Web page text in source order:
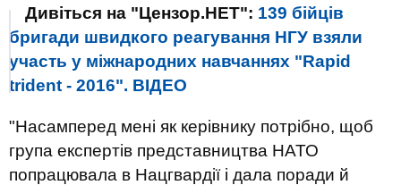
Дивіться на "Цензор.НЕТ": 139 бійців
бригади швидкого реагування НГУ взяли
участь у міжнародних навчаннях "Rapid
trident - 2016". ВIДЕО
"Насамперед мені як керівнику потрібно, щоб
група експертів представництва НАТО
попрацювала в Нацгвардії і дала поради й